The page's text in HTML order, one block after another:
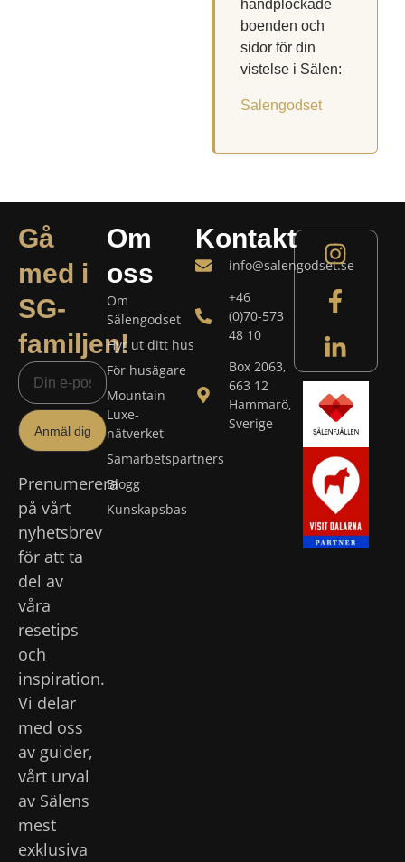
handplockade
boenden och
sidor för din
vistelse i Sälen:
Salengodset
Gå
med i
SG-
familjen!
Anmäl dig
Prenumerera
på vårt
nyhetsbrev
för att ta
del av
våra
resetips
och
inspiration.
Vi delar
med oss
av guider,
vårt urval
av Sälens
mest
exklusiva
Om
oss
Om
Sälengodset
Hyr ut ditt hus
För husägare
Mountain
Luxe-
nätverket
Samarbetspartners
Blogg
Kunskapsbas
Kontakt
info@salengodset.se
+46
(0)70-573
48 10
Box 2063,
663 12
Hammarö,
Sverige